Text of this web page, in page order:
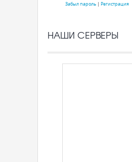
Забыл пароль| Регистрация
НАШИ СЕРВЕРЫ